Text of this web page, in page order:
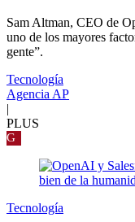
Sam Altman, CEO de
uno de los mayores
gente”.
Tecnología
Agencia AP
PLUS
G
Tecnología